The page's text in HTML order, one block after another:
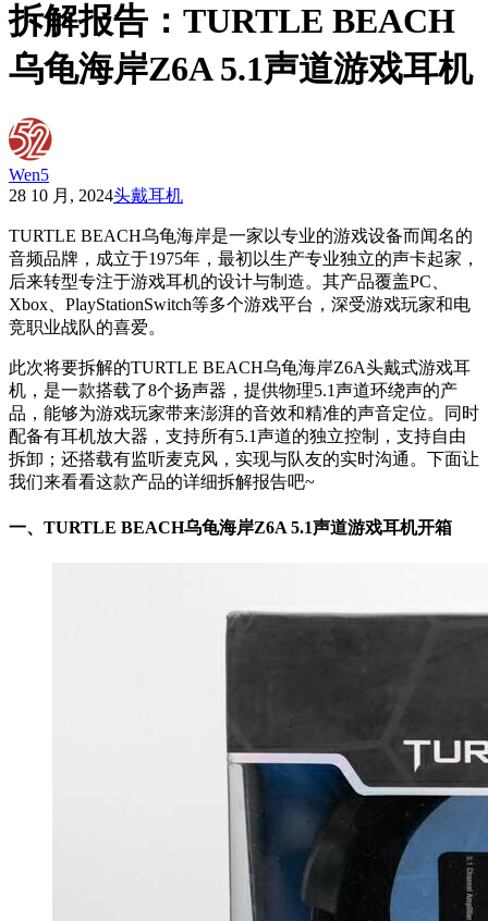
拆解报告：TURTLE BEACH
乌龟海岸Z6A 5.1声道游戏耳机
Wen5
28 10 月, 2024头戴耳机
TURTLE BEACH乌龟海岸是一家以专业的游戏设备而闻名的
音频品牌，成立于1975年，最初以生产专业独立的声卡起家，
后来转型专注于游戏耳机的设计与制造。其产品覆盖PC、
Xbox、PlayStationSwitch等多个游戏平台，深受游戏玩家和电
竞职业战队的喜爱。
此次将要拆解的TURTLE BEACH乌龟海岸Z6A头戴式游戏耳
机，是一款搭载了8个扬声器，提供物理5.1声道环绕声的产
品，能够为游戏玩家带来澎湃的音效和精准的声音定位。同时
配备有耳机放大器，支持所有5.1声道的独立控制，支持自由
拆卸；还搭载有监听麦克风，实现与队友的实时沟通。下面让
我们来看看这款产品的详细拆解报告吧~
一、 TURTLE BEACH乌龟海岸Z6A 5.1声道游戏耳机开箱